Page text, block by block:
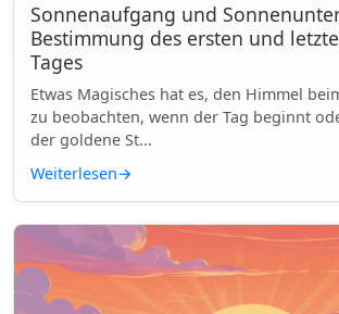
Sonnenaufgang und
Bestimmung des ersten und
Tages
Etwas Magisches hat es, den Himmel
zu beobachten, wenn der Tag beginnt
der goldene St...
Weiterlesen→